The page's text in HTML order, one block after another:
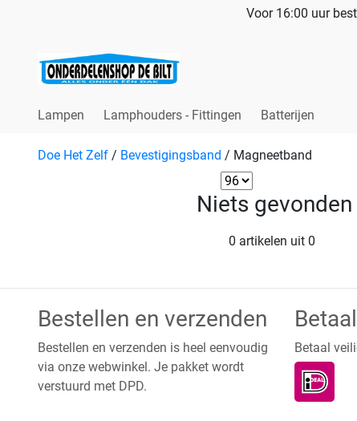
Voor 16:00 uur
Lampen Lamphouders - Fittingen Batterijen
Doe Het Zelf / Bevestigingsband / Magneetband
Niets gevonden
0 artikelen uit 0
Bestellen en verzenden
Bestellen en verzenden is heel eenvoudig
via onze webwinkel. Je pakket wordt
verstuurd met DPD.
Betaal